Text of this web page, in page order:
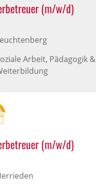
(m/w/d)
Arbeit, Pädagogik &
(m/w/d)